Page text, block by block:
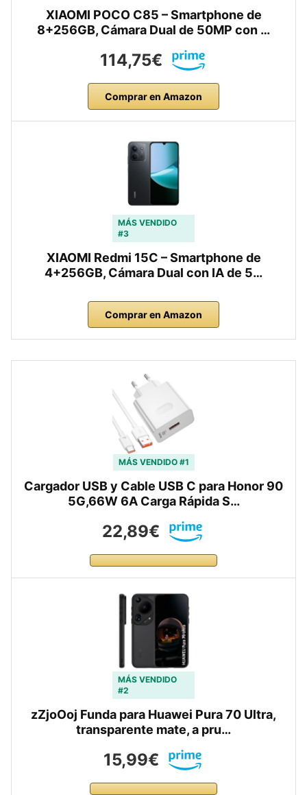
XIAOMI POCO C85 – Smartphone de
8+256GB, Cámara Dual de 50MP con …
114,75€
Comprar en Amazon
MÁS VENDIDO
#3
XIAOMI Redmi 15C – Smartphone de
4+256GB, Cámara Dual con IA de 5…
Comprar en Amazon
MÁS VENDIDO #1
Cargador USB y Cable USB C para Honor 90
5G,66W 6A Carga Rápida S…
22,89€
MÁS VENDIDO
#2
zZjoOoj Funda para Huawei Pura 70 Ultra,
transparente mate, a pru…
15,99€